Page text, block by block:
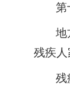
第
地
残疾人
残